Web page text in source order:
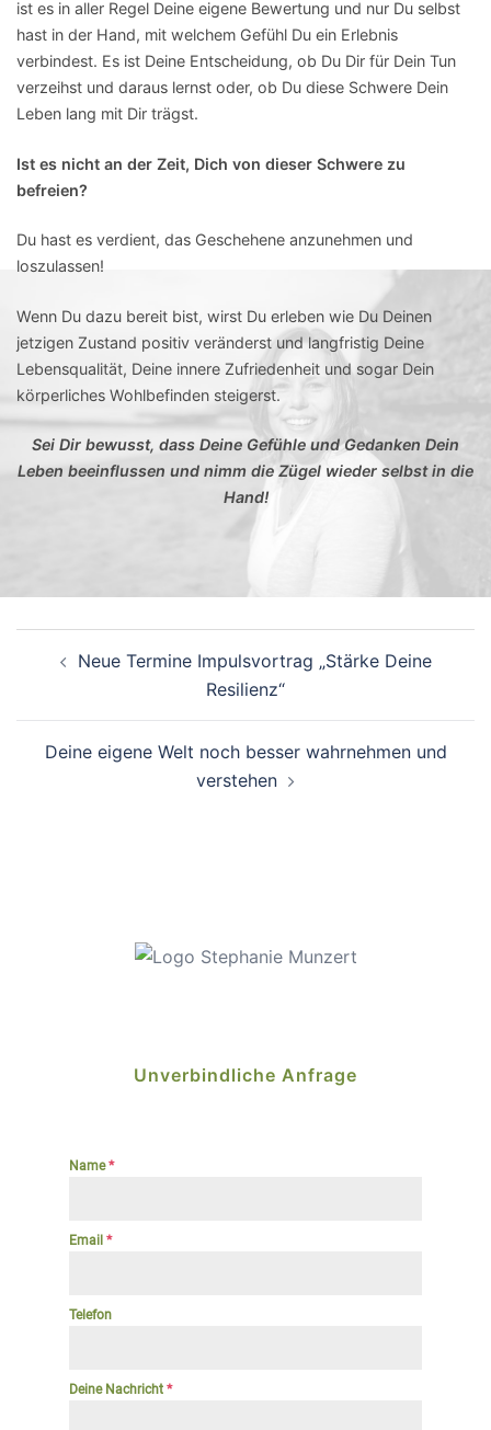
ist es in aller Regel Deine eigene Bewertung und nur Du selbst
hast in der Hand, mit welchem Gefühl Du ein Erlebnis
verbindest. Es ist Deine Entscheidung, ob Du Dir für Dein Tun
verzeihst und daraus lernst oder, ob Du diese Schwere Dein
Leben lang mit Dir trägst.
Ist es nicht an der Zeit, Dich von dieser Schwere zu
befreien?
Du hast es verdient, das Geschehene anzunehmen und
loszulassen!
Wenn Du dazu bereit bist, wirst Du erleben wie Du Deinen
jetzigen Zustand positiv veränderst und langfristig Deine
Lebensqualität, Deine innere Zufriedenheit und sogar Dein
körperliches Wohlbefinden steigerst.
Sei Dir bewusst, dass Deine Gefühle und Gedanken Dein
Leben beeinflussen und nimm die Zügel wieder selbst in die
Hand!
Neue Termine Impulsvortrag „Stärke Deine
Resilienz“
Deine eigene Welt noch besser wahrnehmen und
verstehen
Unverbindliche Anfrage
Name*
Email *
Telefon
Deine Nachricht *